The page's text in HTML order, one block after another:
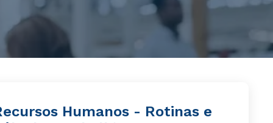
Humanos - Rotinas e